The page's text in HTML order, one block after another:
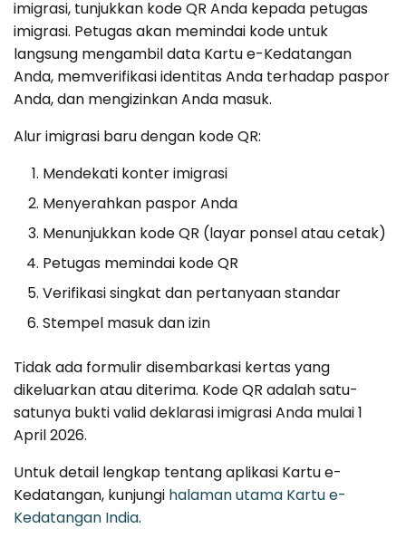
imigrasi, tunjukkan kode QR Anda kepada petugas
imigrasi. Petugas akan memindai kode untuk
langsung mengambil data Kartu e-Kedatangan
Anda, memverifikasi identitas Anda terhadap paspor
Anda, dan mengizinkan Anda masuk.
Alur imigrasi baru dengan kode QR:
Mendekati konter imigrasi
Menyerahkan paspor Anda
Menunjukkan kode QR (layar ponsel atau cetak)
Petugas memindai kode QR
Verifikasi singkat dan pertanyaan standar
Stempel masuk dan izin
Tidak ada formulir disembarkasi kertas yang
dikeluarkan atau diterima. Kode QR adalah satu-
satunya bukti valid deklarasi imigrasi Anda mulai 1
April 2026.
Untuk detail lengkap tentang aplikasi Kartu e-
Kedatangan, kunjungi halaman utama Kartu e-
Kedatangan India.